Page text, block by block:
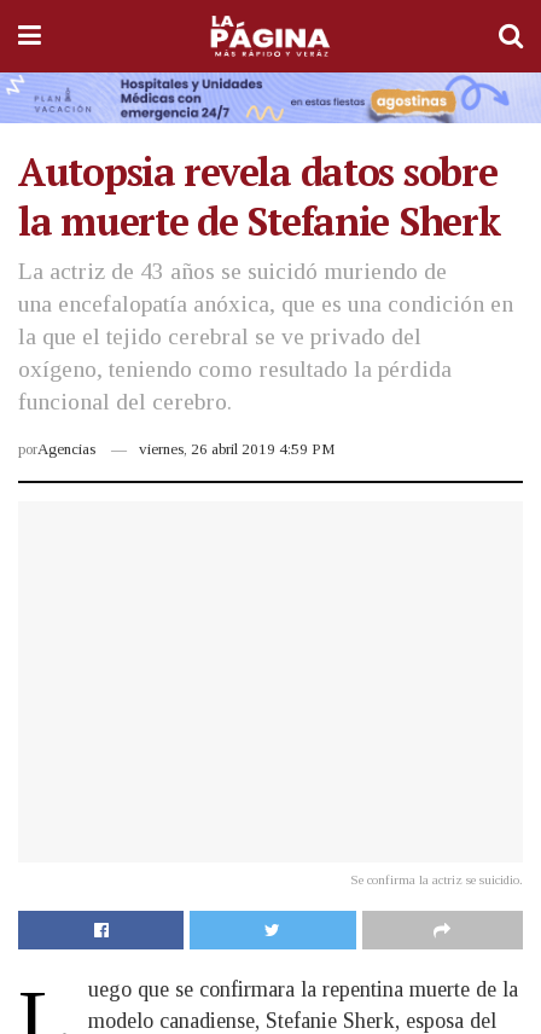
Autopsia revela datos sobre
la muerte de Stefanie Sherk
La actriz de 43 años se suicidó muriendo de
una encefalopatía anóxica, que es una condición en
la que el tejido cerebral se ve privado del
oxígeno, teniendo como resultado la pérdida
funcional del cerebro.
porAgencias viernes, 26 abril 2019 4:59 PM
Se confirma la actriz se suicidio.
uego que se confirmara la repentina muerte de la
modelo canadiense, Stefanie Sherk, esposa del